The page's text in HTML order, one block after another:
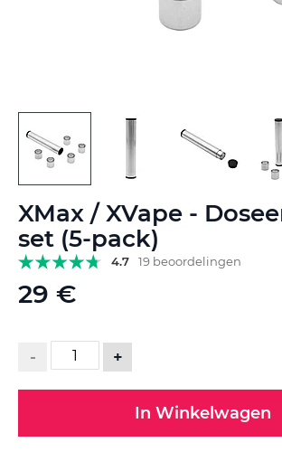
XMax / XVape -
set (5-pack)
4.7 19 beoordelingen
29 €
- +
In Winkelwagen
naar
het
begin
van
de
afbeeldingen-